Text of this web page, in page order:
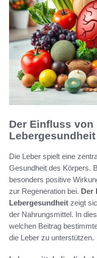
Der Einfluss von
Lebergesundheit
Die Leber spielt eine
Gesundheit des Körpers.
besonders positive
zur Regeneration bei. Der
Lebergesundheit zeigt
der Nahrungsmittel. In
welchen Beitrag
die Leber zu unterstützen.